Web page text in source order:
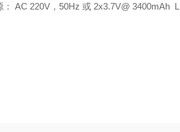
AC 220V， 50Hz 或2x3.7V@ 3400mAh